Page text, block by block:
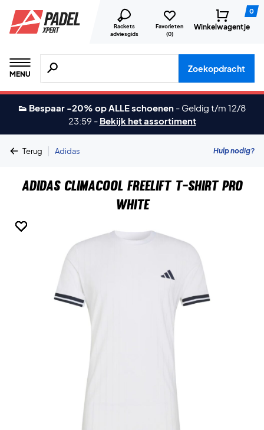
Rackets
adviesgids
Favorieten
(0)
0
Winkelwagentje
MENU
Zoeken naar producten, merken etc.
Zoekopdracht
👟 Bespaar -20% op ALLE schoenen - Geldig t/m 12/8
23:59 - Bekijk het assortiment
Terug | Adidas Hulp nodig?
Adidas Climacool Freelift T-shirt Pro
White